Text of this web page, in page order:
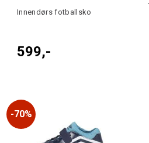
Innendørs fotballsko
599,-
70%